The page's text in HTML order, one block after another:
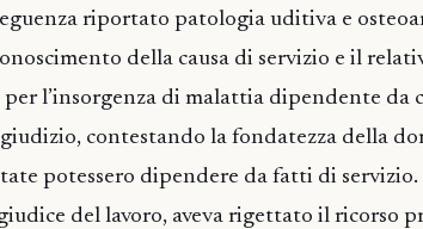
riportato patologia uditiva e
della causa di servizio e il
l’insorgenza di malattia dipendente da
contestando la fondatezza della
potessero dipendere da fatti di servizio.
del lavoro, aveva rigettato il ricorso